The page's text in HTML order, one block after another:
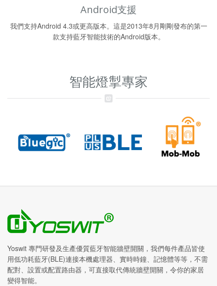
Android支援
我們支持Android 4.3或更高版本。這是2013年8月剛剛發布的第一
款支持藍牙智能技術的Android版本。
智能燈掣專家
Yoswit 專門研發及生產優質藍牙智能牆壁開關，我們每件產品皆使
用低功耗藍牙(BLE)連接本機處理器、實時時鐘、記憶體等等，不需
配對、設置或配置路由器，可直接取代傳統牆壁開關，令你的家居
變得智能。